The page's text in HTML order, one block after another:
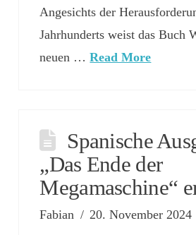
Angesichts der
Jahrhunderts weist das Buch
neuen …Read More
Spanische
„Das Ende der
Megamaschine“
Fabian 20. November 2024